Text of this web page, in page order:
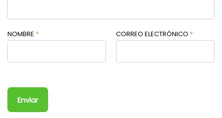
NOMBRE * CORREO ELECTRÓNICO *